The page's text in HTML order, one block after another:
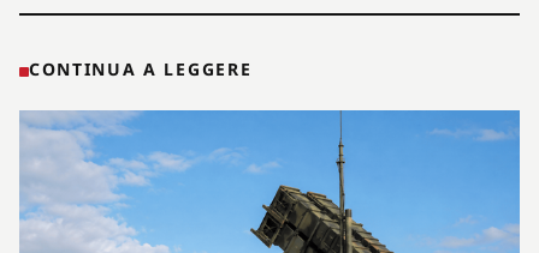
CONTINUA A LEGGERE